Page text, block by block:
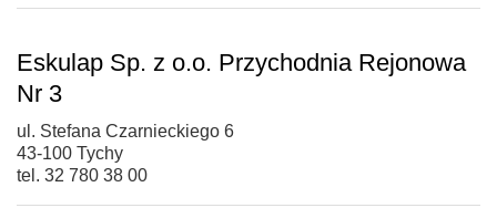
Eskulap Sp. z o.o. Przychodnia Rejonowa
Nr 3
ul. Stefana Czarnieckiego 6
43-100 Tychy
tel. 32 780 38 00